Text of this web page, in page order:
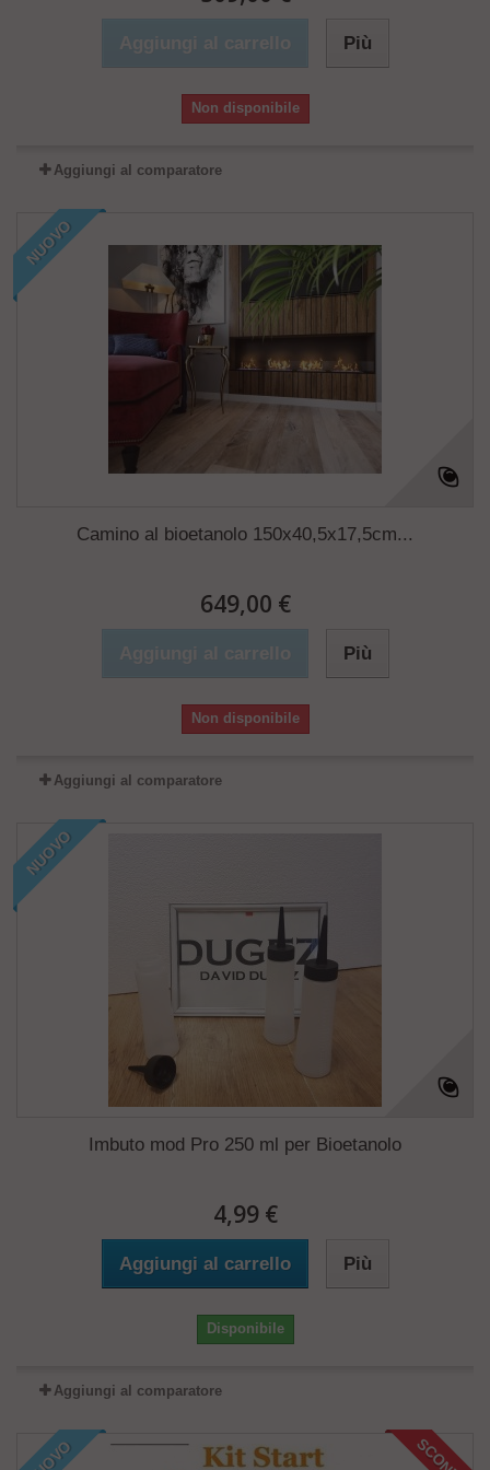
Aggiungi al carrello Più
Non disponibile
Aggiungi al comparatore
NUOVO
Camino al bioetanolo 150x40,5x17,5cm...
649,00 €
Aggiungi al carrello Più
Non disponibile
Aggiungi al comparatore
NUOVO
Imbuto mod Pro 250 ml per Bioetanolo
4,99 €
Aggiungi al carrello Più
Disponibile
Aggiungi al comparatore